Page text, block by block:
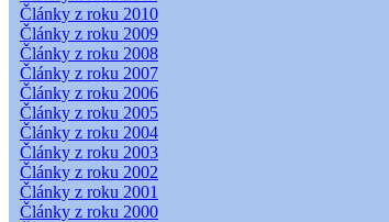
Články z roku 2010
Články z roku 2009
Články z roku 2008
Články z roku 2007
Články z roku 2006
Články z roku 2005
Články z roku 2004
Články z roku 2003
Články z roku 2002
Články z roku 2001
Články z roku 2000